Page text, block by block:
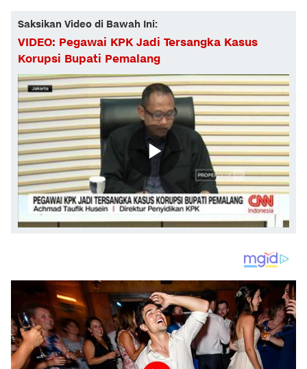
Saksikan Video di Bawah Ini:
VIDEO: Pegawai KPK Jadi Tersangka Kasus
Korupsi Bupati Pemalang